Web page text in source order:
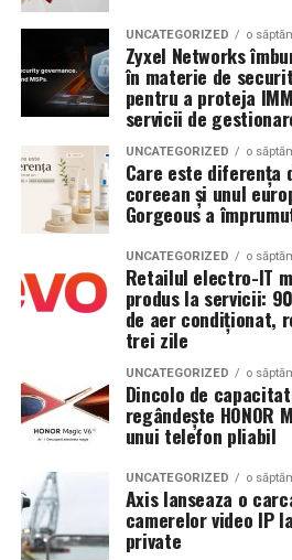
Dacă îți plac parfumurile
ingredientele precum lime-ul sunt
preferi aromele calde, exotice și
de smochină, cocos și lemn de
pentru serile de vară.
Indiferent de preferințe,
ideal să experimentezi și să
inspirate din universul
Top Scents
de la Oriflame
ingredientele premium,
pot exista în aceeași sticlă.
(Advertorial)
Încrederea nu depinde doar de
pe care alegi să îți promovezi
Platformele care oferă plăți
evaluare și posibilitatea
îi ajută atât pe cumpărători, cât și
colaboreze într-un mediu mai
PeSoonyx.store, utilizatorii își
produsele și serviciile, pot
clienți și beneficiază de un sistem
construit pentru a oferi mai
Încrederea se construiește în
Nu există o formulă magică prin
transparență, comunicare,
pozitive oferite fiecărui client.
UNCATEGORIZED o
Zyxel Networks
în materie de
pentru a proteja
servicii de
UNCATEGORIZED o
Care este diferența
coreean și unul
Gorgeous a
UNCATEGORIZED o
Retailul electro-IT
produs la servicii:
de aer condiționat,
trei zile
UNCATEGORIZED o
Dincolo de
regândește HONOR
unui telefon pliabil
UNCATEGORIZED o
Axis lanseaza o
camerelor video IP
private